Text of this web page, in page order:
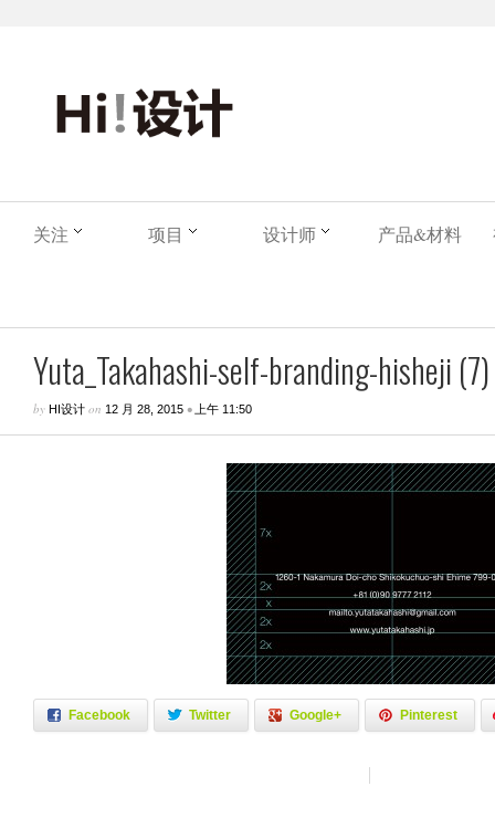
关注 项目 设计师 产品&材料
Yuta_Takahashi-self-branding-hisheji (7)
by HI设计 on 12 月 28, 2015 • 上午 11:50
Facebook Twitter Google+ Pinterest